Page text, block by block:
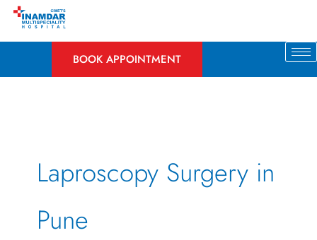
Skip
BOOK APPOINTMENT
Laproscopy Surgery in
Pune